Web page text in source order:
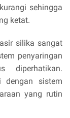
sehingga
ketat.
silika sangat
penyaringan
diperhatikan.
dengan sistem
yang rutin